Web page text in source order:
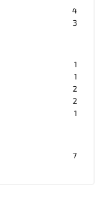
4
3
1
1
2
2
1
7